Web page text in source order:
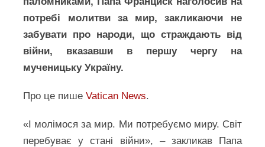
потребі молитви за мир, закликаючи не
забувати про народи, що страждають від
війни, вказавши в першу чергу на
мученицьку Україну.
Про це пишеVatican News.
«І молімося за мир. Ми потребуємо миру. Світ
перебуває у стані війни», – закликав Папа